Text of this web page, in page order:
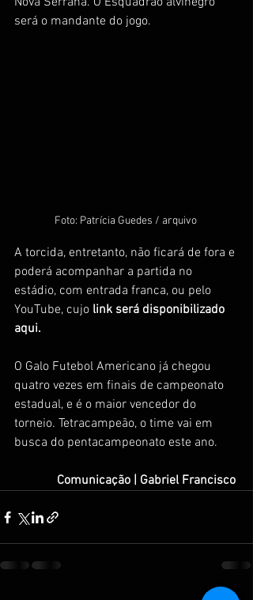
será o mandante do jogo.
Foto: Patrícia Guedes / arquivo
A torcida, entretanto, não ficará de fora e
poderá acompanhar a partida no
estádio, com entrada franca, ou pelo
YouTube, cujo link será disponibilizado
aqui.
O Galo Futebol Americano já chegou
quatro vezes em finais de campeonato
estadual, e é o maior vencedor do
torneio. Tetracampeão, o time vai em
busca do pentacampeonato este ano.
Comunicação | Gabriel Francisco